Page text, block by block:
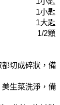
1小匙
1大匙
1/2顆
切成碎狀，備
生菜洗淨，備